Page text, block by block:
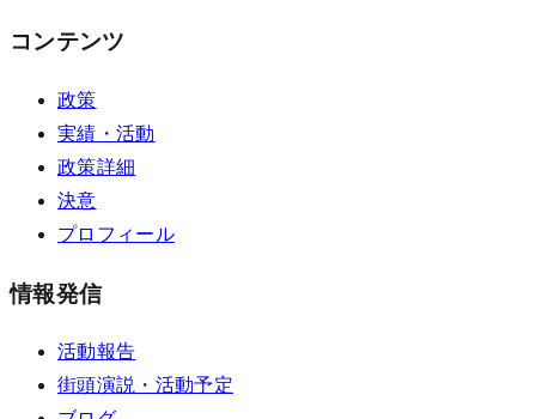
コンテンツ
政策
実績・活動
政策詳細
決意
プロフィール
情報発信
活動報告
街頭演説・活動予定